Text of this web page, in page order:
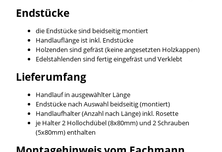
Endstücke
die Endstücke sind beidseitig montiert
Handlauflänge ist inkl. Endstücke
Holzenden sind gefräst (keine angesetzten Holzkappen)
Edelstahlenden sind fertig eingefräst und Verklebt
Lieferumfang
Handlauf in ausgewählter Länge
Endstücke nach Auswahl beidseitig (montiert)
Handlaufhalter (Anzahl nach Länge) inkl. Rosette
je Halter 2 Hollochdübel (8x80mm) und 2 Schrauben
(5x80mm) enthalten